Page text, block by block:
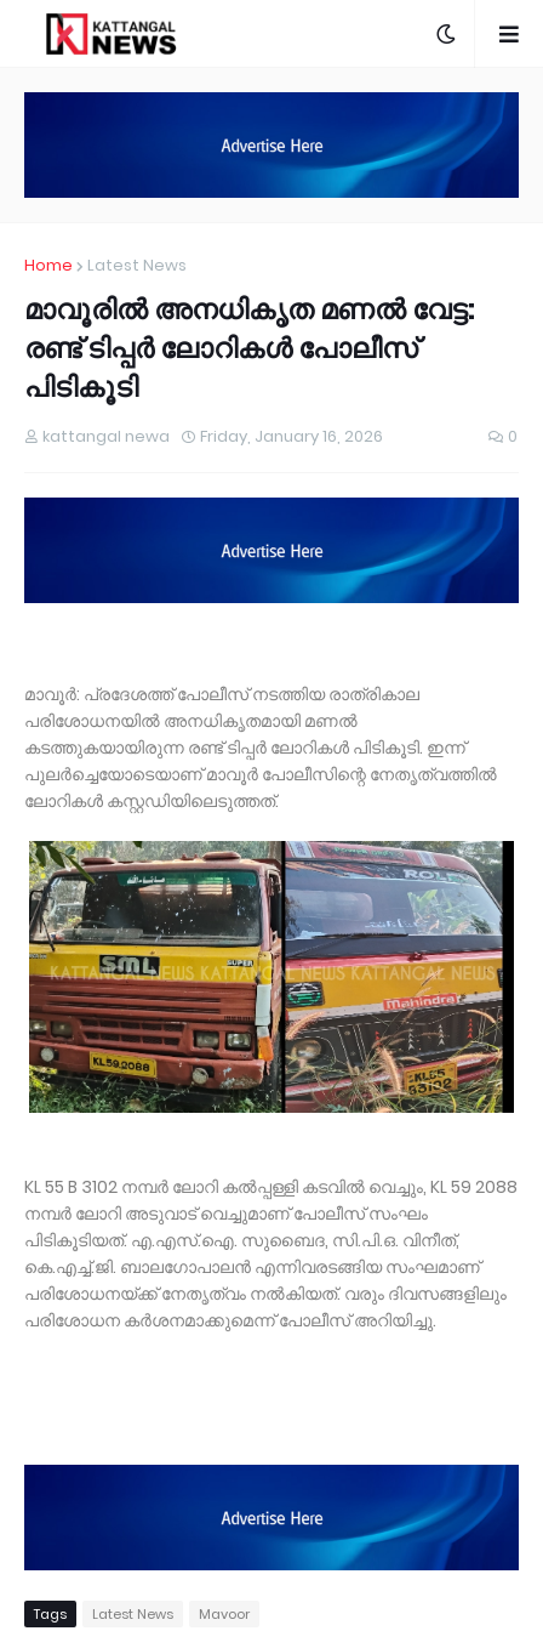
Home Latest News
മാവൂരിൽ അനധികൃത മണൽ വേട്ട:
രണ്ട് ടിപ്പർ ലോറികൾ പോലീസ്
പിടികൂടി
kattangal newa Friday, January 16, 2026 0
മാവൂർ: പ്രദേശത്ത് പോലീസ് നടത്തിയ രാത്രികാല
പരിശോധനയിൽ അനധികൃതമായി മണൽ
കടത്തുകയായിരുന്ന രണ്ട് ടിപ്പർ ലോറികൾ പിടികൂടി. ഇന്ന്
പുലർച്ചെയോടെയാണ് മാവൂർ പോലീസിന്റെ നേതൃത്വത്തിൽ
ലോറികൾ കസ്റ്റഡിയിലെടുത്തത്.
KL 55 B 3102 നമ്പർ ലോറി കൽപ്പള്ളി കടവിൽ വെച്ചും, KL 59 2088
നമ്പർ ലോറി അടുവാട് വെച്ചുമാണ് പോലീസ് സംഘം
പിടികൂടിയത്. എ.എസ്.ഐ. സുബൈദ, സി.പി.ഒ. വിനീത്,
കെ.എച്ച്.ജി. ബാലഗോപാലൻ എന്നിവരടങ്ങിയ സംഘമാണ്
പരിശോധനയ്ക്ക് നേതൃത്വം നൽകിയത്. വരും ദിവസങ്ങളിലും
പരിശോധന കർശനമാക്കുമെന്ന് പോലീസ് അറിയിച്ചു.
Tags Latest News Mavoor